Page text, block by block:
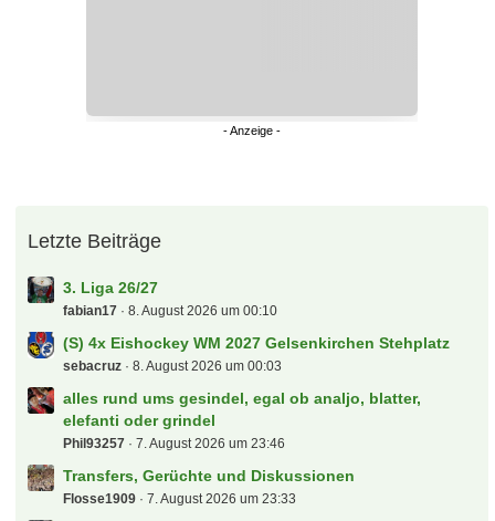
Letzte Beiträge
3. Liga 26/27
fabian17 8. August 2026 um 00:10
(S) 4x Eishockey WM 2027 Gelsenkirchen Stehplatz
sebacruz 8. August 2026 um 00:03
alles rund ums gesindel, egal ob analjo, blatter,
elefanti oder grindel
Phil93257 7. August 2026 um 23:46
Transfers, Gerüchte und Diskussionen
Flosse1909 7. August 2026 um 23:33